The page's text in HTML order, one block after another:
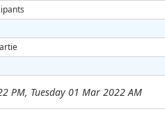
PM, Tuesday 01 Mar 2022 AM